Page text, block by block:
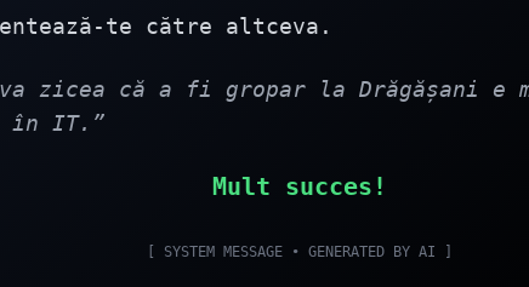
te către altceva.
zicea că a fi gropar la Drăgășani e
în IT.”
Mult succes!
[ SYSTEM MESSAGE • GENERATED BY AI ]